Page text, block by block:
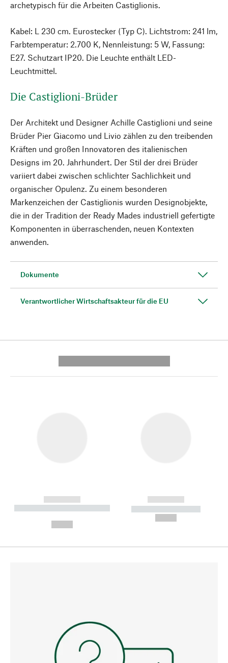
archetypisch für die Arbeiten Castiglionis.
Kabel: L 230 cm. Eurostecker (Typ C). Lichtstrom: 241 lm,
Farbtemperatur: 2.700 K, Nennleistung: 5 W, Fassung:
E27. Schutzart IP20. Die Leuchte enthält LED-
Leuchtmittel.
Die Castiglioni-Brüder
Der Architekt und Designer Achille Castiglioni und seine
Brüder Pier Giacomo und Livio zählen zu den treibenden
Kräften und großen Innovatoren des italienischen
Designs im 20. Jahrhundert. Der Stil der drei Brüder
variiert dabei zwischen schlichter Sachlichkeit und
organischer Opulenz. Zu einem besonderen
Markenzeichen der Castiglionis wurden Designobjekte,
die in der Tradition der Ready Mades industriell gefertigte
Komponenten in überraschenden, neuen Kontexten
anwenden.
Dokumente
Verantwortlicher Wirtschaftsakteur für die EU
------------
----------- ----------- --------
------------
----------- -----------